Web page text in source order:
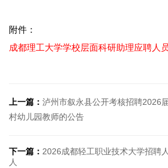
附件：
成都理工大学学校层面科研助理应聘人
上一篇： 泸州市叙永县公开考核招聘2026
村幼儿园教师的公告
下一篇： 2026成都轻工职业技术大学招聘
人